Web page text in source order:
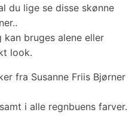
du lige se disse skønne
bruges alene eller
look.
fra Susanne Friis Bjørner
i alle regnbuens farver.